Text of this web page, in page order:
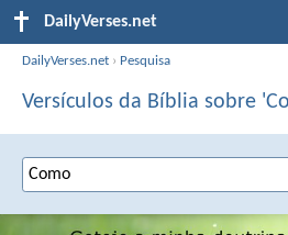
DailyVerses.net
DailyVerses.net › Pesquisa
Versículos da Bíblia sobre